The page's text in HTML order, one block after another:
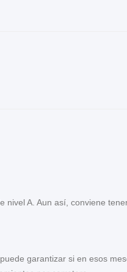
A. Aun así, conviene
garantizar si en esos